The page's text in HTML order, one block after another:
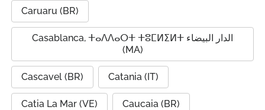
Caruaru (BR)
Casablanca, ⵜⴰⴷⴷⴰⵔⵜ ⵜⵓⵎⵍⵉⵍⵜ الدار البيضاء
(MA)
Cascavel (BR) Catania (IT)
Catia La Mar (VE) Caucaia (BR)